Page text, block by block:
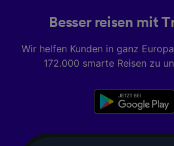
Besser reisen mit
Wir helfen Kunden in ganz
172.000 smarte Reisen zu